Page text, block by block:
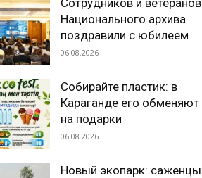
Национального архива
поздравили с юбилеем
06.08.2026
Собирайте пластик: в
Караганде его обменяют
на подарки
06.08.2026
Новый экопарк: саженцы